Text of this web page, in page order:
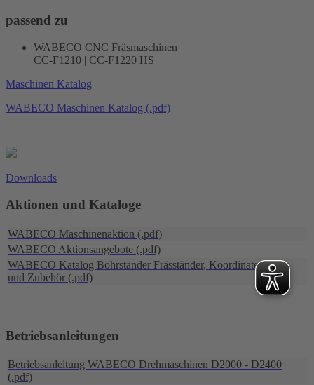
passend zu
WABECO CNC Fräsmaschinen
CC-F1210 | CC-F1220 HS
Maschinen Katalog
WABECO Maschinen Katalog (.pdf)
Downloads
Aktionen und Kataloge
WABECO Maschinenaktion (.pdf)
WABECO Aktionsangebote (.pdf)
WABECO Katalog Bohrständer Fräsständer, Koordinatentische
und Zubehör (.pdf)
Betriebsanleitungen
Betriebsanleitung WABECO Drehmaschinen D2000 - D2400
(.pdf)